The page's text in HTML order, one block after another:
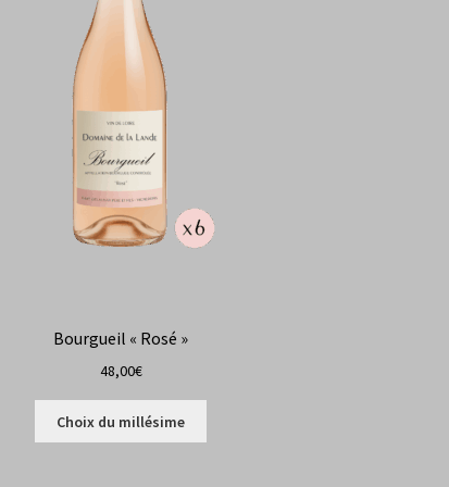
Bourgueil « Rosé »
48,00€
Choix du millésime